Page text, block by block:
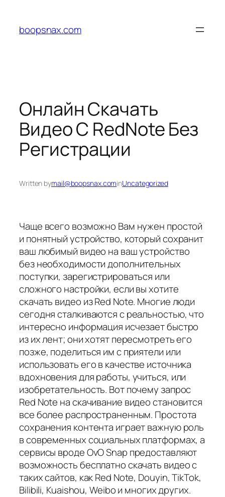
content
boopsnax.com
Онлайн Скачать
Видео С RedNote Без
Регистрации
Written bymail@boopsnax.cominUncategorized
Чаще всего возможно Вам нужен простой
и понятный устройство, который сохранит
ваш любимый видео на ваш устройство
без необходимости дополнительных
поступки, зарегистрироваться или
сложного настройки, если вы хотите
скачать видео из Red Note. Многие люди
сегодня сталкиваются с реальностью, что
интересно информация исчезает быстро
из их лент; они хотят пересмотреть его
позже, поделиться им с приятели или
использовать его в качестве источника
вдохновения для работы, учиться, или
изобретательность. Вот почему запрос
Red Note на скачивание видео становится
все более распространенным. Простота
сохранения контента играет важную роль
в современных социальных платформах, а
сервисы вроде OvO Snap предоставляют
возможность бесплатно скачать видео с
таких сайтов, как Red Note, Douyin, TikTok,
Bilibili, Kuaishou, Weibo и многих других.